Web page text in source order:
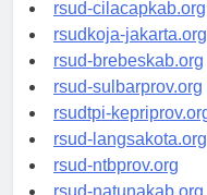
rsud-cilacapkab.org
rsudkoja-jakarta.org
rsud-brebeskab.org
rsud-sulbarprov.org
rsudtpi-kepriprov.org
rsud-langsakota.org
rsud-ntbprov.org